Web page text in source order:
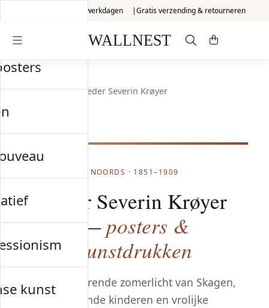
Verzonden binnen 3 werkdagen Gratis verzending & retourneren
Start / Noords / Peder Severin Krøyer
NOORDS · 1851–1909
Peder Severin Krøyer
—posters &
kunstdrukken
Het glinsterende zomerlicht van Skagen,
badende kinderen en vrolijke
kunst